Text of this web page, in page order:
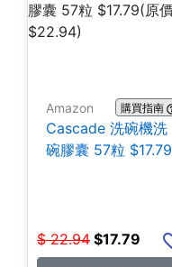
Amazon 購買指南
Cascade 洗碗機洗
碗膠囊 57粒 $17.79
$ 22.94 $17.79